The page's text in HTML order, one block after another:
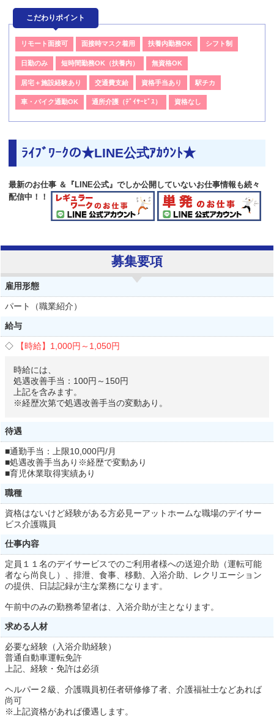
こだわりポイント
リモート面接可 面接時マスク着用 扶養内勤務OK シフト制
日勤のみ 短時間勤務OK（扶養内） 無資格OK
居宅＋施設経験あり 交通費支給 資格手当あり 駅チカ
車・バイク通勤OK 通所介護（ﾃﾞｲｻｰﾋﾞｽ） 資格なし
ﾗｲﾌﾞﾜｰｸの★LINE公式ｱｶｳﾝﾄ★
最新のお仕事 ＆『LINE公式』でしか公開していないお仕事情報も続々
配信中！！
募集要項
雇用形態
パート（職業紹介）
給与
【時給】 1,000円～ 1,050円
時給には、
処遇改善手当：100円～150円
上記を含みます。
※経歴次第で処遇改善手当の変動あり。
待遇
■通勤手当：上限10,000円/月
■処遇改善手当あり※経歴で変動あり
■育児休業取得実績あり
職種
資格はないけど経験がある方必見ーアットホームな職場のデイサー
ビス介護職員
仕事内容
定員１１名のデイサービスでのご利用者様への送迎介助（運転可能
者なら尚良し）、排泄、食事、移動、入浴介助、レクリエーション
の提供、日誌記録が主な業務になります。
午前中のみの勤務希望者は、入浴介助が主となります。
求める人材
必要な経験（入浴介助経験）
普通自動車運転免許
上記、経験・免許は必須
ヘルパー２級、介護職員初任者研修修了者、介護福祉士などあれば
尚可
※上記資格があれば優遇します。